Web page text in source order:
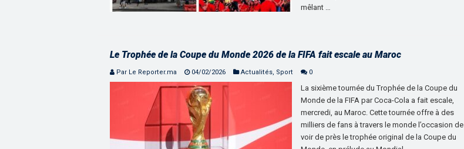
mêlant …
Le Trophée de la Coupe du Monde 2026 de la FIFA fait escale au Maroc
Par Le Reporter.ma 04/02/2026 Actualités, Sport 0
La sixième tournée du Trophée de la Coupe du
Monde de la FIFA par Coca-Cola a fait escale,
mercredi, au Maroc. Cette tournée offre à des
milliers de fans à travers le monde l’occasion de
voir de près le trophée original de la Coupe du